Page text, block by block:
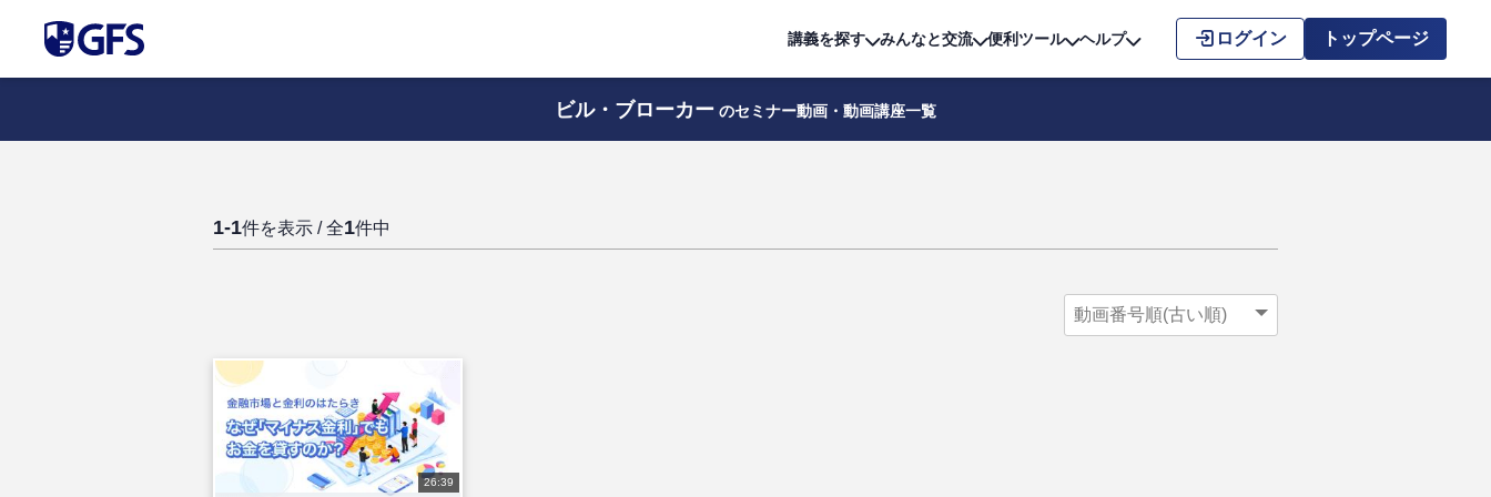
講義を探す みんなと交流 便利ツール ヘルプ ログイン トップページ
ビル・ブローカー のセミナー動画・動画講座一覧
1-1件を表示 / 全1件中
26:39